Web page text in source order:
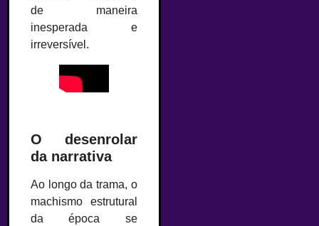
de maneira
inesperada e
irreversível.
O desenrolar
da narrativa
Ao longo da trama, o
machismo estrutural
da época se